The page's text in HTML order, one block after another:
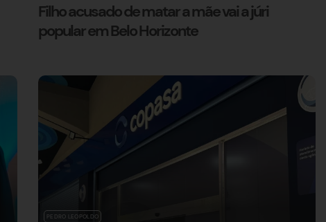
Filho acusado de matar a mãe vai a júri
popular em Belo Horizonte
PEDRO LEOPOLDO